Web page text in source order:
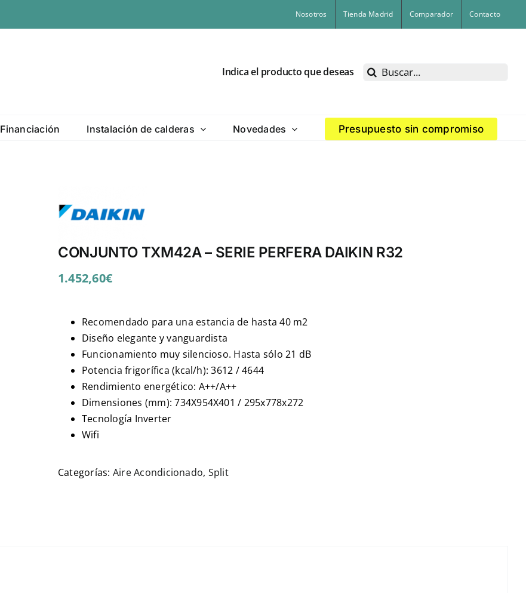
Nosotros Tienda Madrid Comparador Contacto
Indica el producto que deseas Buscar:
Financiación Instalación de calderas Novedades Presupuesto sin compromiso
CONJUNTO TXM42A – SERIE PERFERA DAIKIN R32
1.452,60€
Recomendado para una estancia de hasta 40 m2
Diseño elegante y vanguardista
Funcionamiento muy silencioso. Hasta sólo 21 dB
Potencia frigorífica (kcal/h): 3612 / 4644
Rendimiento energético: A++/A++
Dimensiones (mm): 734X954X401 / 295x778x272
Tecnología Inverter
Wifi
Categorías: Aire Acondicionado, Split